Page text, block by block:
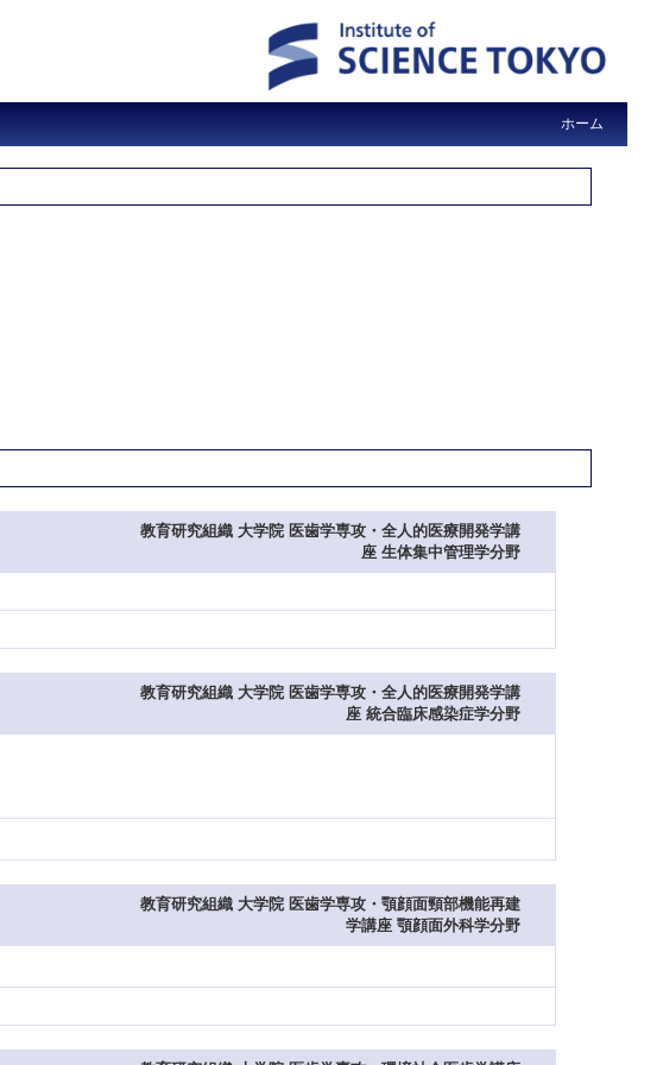
ホーム
教育研究組織 大学院 医歯学専攻・全人的医療開発学講
座 生体集中管理学分野
教育研究組織 大学院 医歯学専攻・全人的医療開発学講
座 統合臨床感染症学分野
教育研究組織 大学院 医歯学専攻・顎顔面頸部機能再建
学講座 顎顔面外科学分野